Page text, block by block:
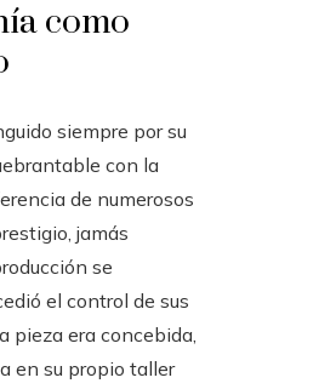
como
siempre por su
con la
de numerosos
jamás
se
el control de sus
pieza era concebida,
en su propio taller